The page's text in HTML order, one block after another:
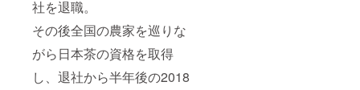
社を退職。
その後全国の農家を巡りな
がら日本茶の資格を取得
し、退社から半年後の2018